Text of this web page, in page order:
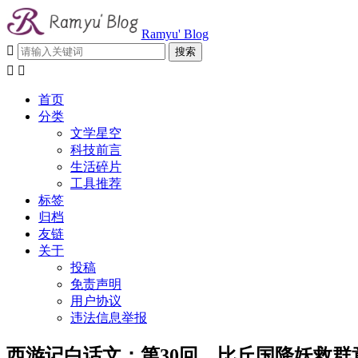
Ramyu' Blog

 
首页
分类
文学星空
科技前言
生活碎片
工具推荐
标签
归档
友链
关于
投稿
免责声明
用户协议
违法信息举报